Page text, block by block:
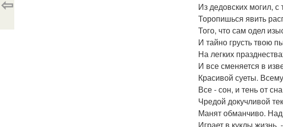
Из дедовских могил, с
Торопишься явить
Того, что сам одел
И тайно грусть твою
На легких
И все сменяется в
Красивой суеты.
Все - сон, и тень от
Чредой докучливой
Манят обманчиво.